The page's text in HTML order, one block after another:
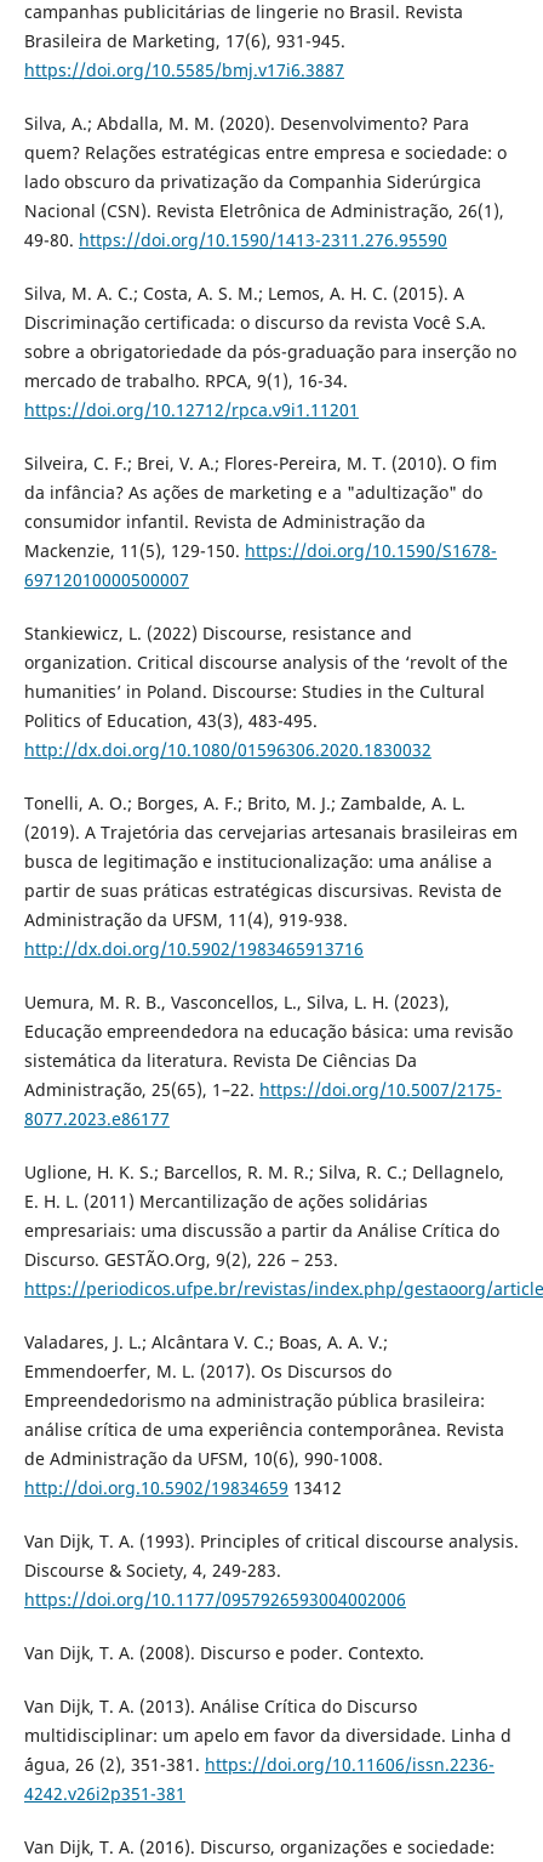
campanhas publicitárias de lingerie no Brasil. Revista
Brasileira de Marketing, 17(6), 931-945.
https://doi.org/10.5585/bmj.v17i6.3887
Silva, A.; Abdalla, M. M. (2020). Desenvolvimento? Para
quem? Relações estratégicas entre empresa e sociedade: o
lado obscuro da privatização da Companhia Siderúrgica
Nacional (CSN). Revista Eletrônica de Administração, 26(1),
49-80. https://doi.org/10.1590/1413-2311.276.95590
Silva, M. A. C.; Costa, A. S. M.; Lemos, A. H. C. (2015). A
Discriminação certificada: o discurso da revista Você S.A.
sobre a obrigatoriedade da pós-graduação para inserção no
mercado de trabalho. RPCA, 9(1), 16-34.
https://doi.org/10.12712/rpca.v9i1.11201
Silveira, C. F.; Brei, V. A.; Flores-Pereira, M. T. (2010). O fim
da infância? As ações de marketing e a "adultização" do
consumidor infantil. Revista de Administração da
Mackenzie, 11(5), 129-150. https://doi.org/10.1590/S1678-
69712010000500007
Stankiewicz, L. (2022) Discourse, resistance and
organization. Critical discourse analysis of the ‘revolt of the
humanities’ in Poland. Discourse: Studies in the Cultural
Politics of Education, 43(3), 483-495.
http://dx.doi.org/10.1080/01596306.2020.1830032
Tonelli, A. O.; Borges, A. F.; Brito, M. J.; Zambalde, A. L.
(2019). A Trajetória das cervejarias artesanais brasileiras em
busca de legitimação e institucionalização: uma análise a
partir de suas práticas estratégicas discursivas. Revista de
Administração da UFSM, 11(4), 919-938.
http://dx.doi.org/10.5902/1983465913716
Uemura, M. R. B., Vasconcellos, L., Silva, L. H. (2023),
Educação empreendedora na educação básica: uma revisão
sistemática da literatura. Revista De Ciências Da
Administração, 25(65), 1–22. https://doi.org/10.5007/2175-
8077.2023.e86177
Uglione, H. K. S.; Barcellos, R. M. R.; Silva, R. C.; Dellagnelo,
E. H. L. (2011) Mercantilização de ações solidárias
empresariais: uma discussão a partir da Análise Crítica do
Discurso. GESTÃO.Org, 9(2), 226 – 253.
https://periodicos.ufpe.br/revistas/index.php/gestaoorg/
Valadares, J. L.; Alcântara V. C.; Boas, A. A. V.;
Emmendoerfer, M. L. (2017). Os Discursos do
Empreendedorismo na administração pública brasileira:
análise crítica de uma experiência contemporânea. Revista
de Administração da UFSM, 10(6), 990-1008.
http://doi.org.10.5902/19834659 13412
Van Dijk, T. A. (1993). Principles of critical discourse analysis.
Discourse & Society, 4, 249-283.
https://doi.org/10.1177/0957926593004002006
Van Dijk, T. A. (2008). Discurso e poder. Contexto.
Van Dijk, T. A. (2013). Análise Crítica do Discurso
multidisciplinar: um apelo em favor da diversidade. Linha d
´água, 26 (2), 351-381. https://doi.org/10.11606/issn.2236-
4242.v26i2p351-381
Van Dijk, T. A. (2016). Discurso, organizações e sociedade: